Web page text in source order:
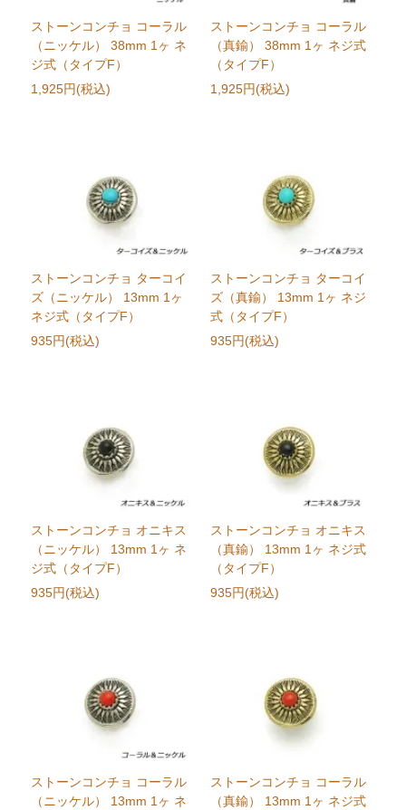
ストーンコンチョ コーラル
（ニッケル） 38mm 1ヶ ネ
ジ式（タイプF）
1,925円(税込)
ストーンコンチョ コーラル
（真鍮） 38mm 1ヶ ネジ式
（タイプF）
1,925円(税込)
ストーンコンチョ ターコイ
ズ（ニッケル） 13mm 1ヶ
ネジ式（タイプF）
935円(税込)
ストーンコンチョ ターコイ
ズ（真鍮） 13mm 1ヶ ネジ
式（タイプF）
935円(税込)
ストーンコンチョ オニキス
（ニッケル） 13mm 1ヶ ネ
ジ式（タイプF）
935円(税込)
ストーンコンチョ オニキス
（真鍮） 13mm 1ヶ ネジ式
（タイプF）
935円(税込)
ストーンコンチョ コーラル
（ニッケル） 13mm 1ヶ ネ
ストーンコンチョ コーラル
（真鍮） 13mm 1ヶ ネジ式